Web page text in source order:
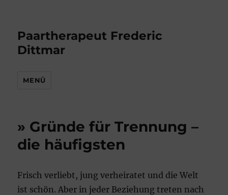
Paartherapeut Frederic
Dittmar
MENÜ
» Gründe für Trennung –
die häufigsten
Frisch verliebt, jung verheiratet und die Welt
ist schön. Aber in jeder Beziehung treten nach